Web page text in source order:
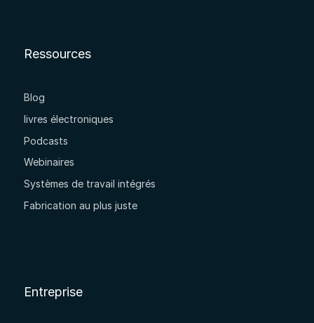
Ressources
Blog
livres électroniques
Podcasts
Webinaires
Systèmes de travail intégrés
Fabrication au plus juste
Entreprise